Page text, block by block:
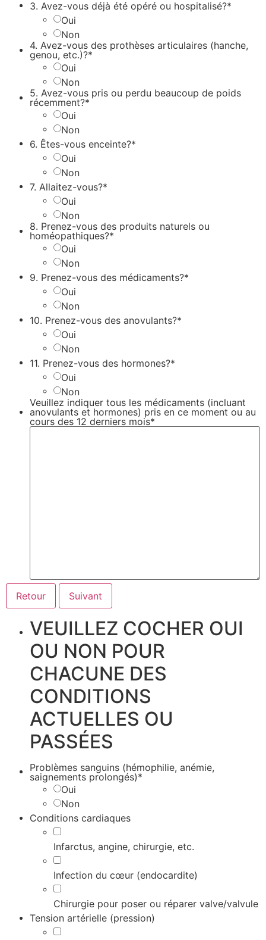
3. Avez-vous déjà été opéré ou hospitalisé?*
Oui
Non
4. Avez-vous des prothèses articulaires (hanche,
genou, etc.)?*
Oui
Non
5. Avez-vous pris ou perdu beaucoup de poids
récemment?*
Oui
Non
6. Êtes-vous enceinte?*
Oui
Non
7. Allaitez-vous?*
Oui
Non
8. Prenez-vous des produits naturels ou
homéopathiques?*
Oui
Non
9. Prenez-vous des médicaments?*
Oui
Non
10. Prenez-vous des anovulants?*
Oui
Non
11. Prenez-vous des hormones?*
Oui
Non
Veuillez indiquer tous les médicaments (incluant
anovulants et hormones) pris en ce moment ou au
cours des 12 derniers mois*
VEUILLEZ COCHER OUI
OU NON POUR
CHACUNE DES
CONDITIONS
ACTUELLES OU
PASSÉES
Problèmes sanguins (hémophilie, anémie,
saignements prolongés)*
Oui
Non
Conditions cardiaques
Infarctus, angine, chirurgie, etc.
Infection du cœur (endocardite)
Chirurgie pour poser ou réparer valve/valvule
Tension artérielle (pression)